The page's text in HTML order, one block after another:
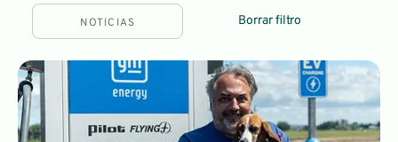
NOTICIAS Borrar filtro